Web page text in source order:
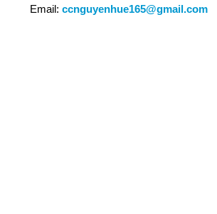
Email: ccnguyenhue165@gmail.com